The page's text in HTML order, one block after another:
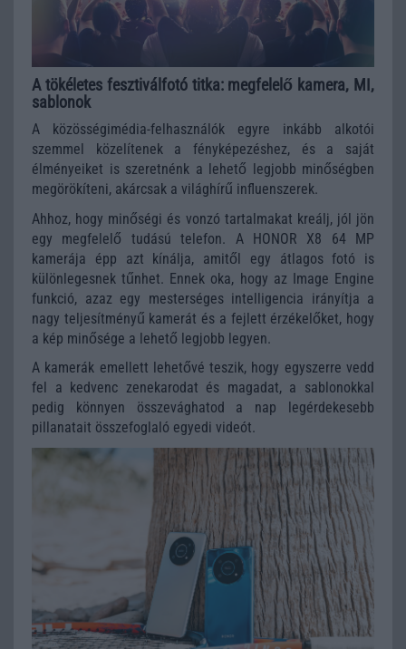
A tökéletes fesztiválfotó titka: megfelelő kamera, MI,
sablonok
A közösségimédia-felhasználók egyre inkább alkotói
szemmel közelítenek a fényképezéshez, és a saját
élményeiket is szeretnénk a lehető legjobb minőségben
megörökíteni, akárcsak a világhírű influenszerek.
Ahhoz, hogy minőségi és vonzó tartalmakat kreálj, jól jön
egy megfelelő tudású telefon. A HONOR X8 64 MP
kamerája épp azt kínálja, amitől egy átlagos fotó is
különlegesnek tűnhet. Ennek oka, hogy az Image Engine
funkció, azaz egy mesterséges intelligencia irányítja a
nagy teljesítményű kamerát és a fejlett érzékelőket, hogy
a kép minősége a lehető legjobb legyen.
A kamerák emellett lehetővé teszik, hogy egyszerre vedd
fel a kedvenc zenekarodat és magadat, a sablonokkal
pedig könnyen összevághatod a nap legérdekesebb
pillanatait összefoglaló egyedi videót.